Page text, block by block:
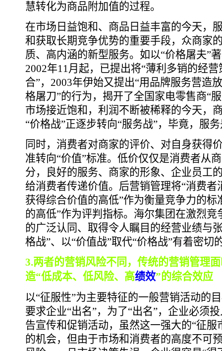
慧转化为商品附加值的过程。
在市场日益饱和、商品日益丰富的今天，
和获取长期竞争优势的重要手段，众商家
质、高内涵的新型服务。如以“价格屠夫
2002年11月起，已提出将“薄利多销的经
合”，2003年伊始又提出“用品牌服务营造
格屠刀”的行为，揭开了全国家电零售商“
市场接近饱和，利润不断被稀释的今天，
“价格战”正逐步转向“服务战”，毕竟，服
同时，消费者对商家的评价、对自身获得
准转向“价值”标准。低价仅仅是消费者从
分，良好的服务、商家的形象、企业员工
给消费者传递价值。后营销管理将“消费
获得综合价值的高低”作为衡量竞争力的
的高低”作为评判指标。海尔集团在激烈
的广泛认同、取得令人瞩目的经营业绩与
格战”、以“价值战”取代“价格战”有着密切
3.两者的营销风险不同，传统的营销管理
造“低成本、低风险、高绩效”的综合效应
以“征服性”为主要特征的一般营销活动的
要求企业“出名”，为了“出名”，企业必须
告宣传和促销活动，虽然这一强大的“征
的机会，但由于市场和消费者的高度不可